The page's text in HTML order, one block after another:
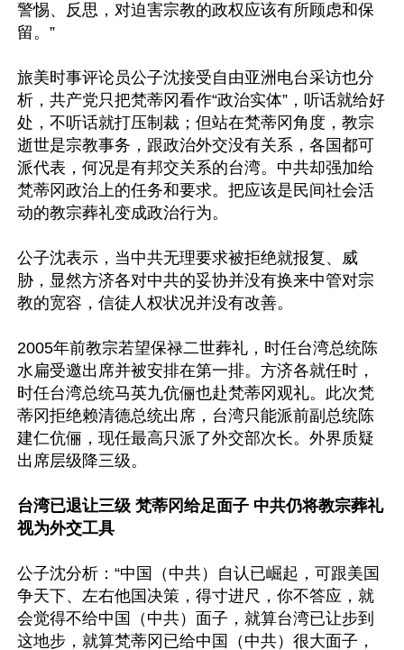
警惕、反思，对迫害宗教的政权应该有所顾虑和保
留。”
旅美时事评论员公子沈接受自由亚洲电台采访也分
析，共产党只把梵蒂冈看作“政治实体”，听话就给好
处，不听话就打压制裁；但站在梵蒂冈角度，教宗
逝世是宗教事务，跟政治外交没有关系，各国都可
派代表，何况是有邦交关系的台湾。中共却强加给
梵蒂冈政治上的任务和要求。把应该是民间社会活
动的教宗葬礼变成政治行为。
公子沈表示，当中共无理要求被拒绝就报复、威
胁，显然方济各对中共的妥协并没有换来中管对宗
教的宽容，信徒人权状况并没有改善。
2005年前教宗若望保禄二世葬礼，时任台湾总统陈
水扁受邀出席并被安排在第一排。方济各就任时，
时任台湾总统马英九伉俪也赴梵蒂冈观礼。此次梵
蒂冈拒绝赖清德总统出席，台湾只能派前副总统陈
建仁伉俪，现任最高只派了外交部次长。外界质疑
出席层级降三级。
台湾已退让三级 梵蒂冈给足面子 中共仍将教宗葬礼
视为外交工具
公子沈分析：“中国（中共）自认已崛起，可跟美国
争天下、左右他国决策，得寸进尺，你不答应，就
会觉得不给中国（中共）面子，就算台湾已让步到
这地步，就算梵蒂冈已给中国（中共）很大面子，